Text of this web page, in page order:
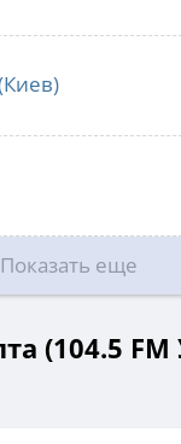
Показать еще
(104.5